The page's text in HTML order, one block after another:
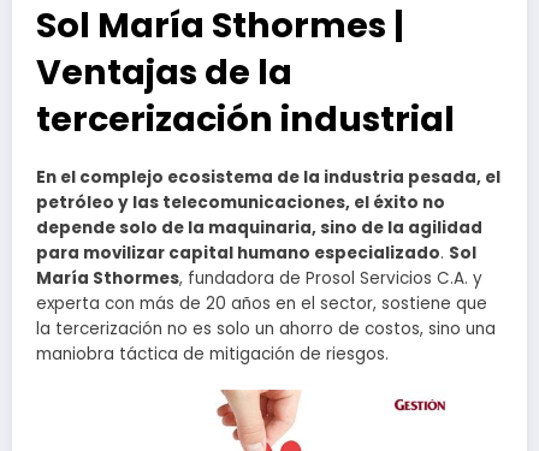
Sol María Sthormes |
Ventajas de la
tercerización industrial
En el complejo ecosistema de la industria pesada, el
petróleo y las telecomunicaciones, el éxito no
depende solo de la maquinaria, sino de la agilidad
para movilizar capital humano especializado. Sol
María Sthormes, fundadora de Prosol Servicios C.A. y
experta con más de 20 años en el sector, sostiene que
la tercerización no es solo un ahorro de costos, sino una
maniobra táctica de mitigación de riesgos.